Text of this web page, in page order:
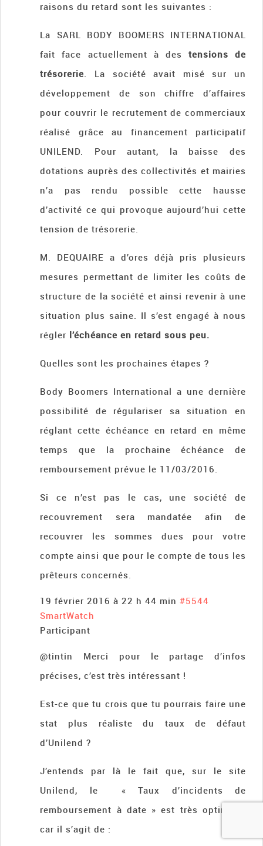
raisons du retard sont les suivantes :
La SARL BODY BOOMERS INTERNATIONAL
fait face actuellement à des tensions de
trésorerie. La société avait misé sur un
développement de son chiffre d’affaires
pour couvrir le recrutement de commerciaux
réalisé grâce au financement participatif
UNILEND. Pour autant, la baisse des
dotations auprès des collectivités et mairies
n’a pas rendu possible cette hausse
d’activité ce qui provoque aujourd’hui cette
tension de trésorerie.
M. DEQUAIRE a d’ores déjà pris plusieurs
mesures permettant de limiter les coûts de
structure de la société et ainsi revenir à une
situation plus saine. Il s’est engagé à nous
régler l’échéance en retard sous peu.
Quelles sont les prochaines étapes ?
Body Boomers International a une dernière
possibilité de régulariser sa situation en
réglant cette échéance en retard en même
temps que la prochaine échéance de
remboursement prévue le 11/03/2016.
Si ce n’est pas le cas, une société de
recouvrement sera mandatée afin de
recouvrer les sommes dues pour votre
compte ainsi que pour le compte de tous les
prêteurs concernés.
19 février 2016 à 22 h 44 min #5544
SmartWatch
Participant
@tintin Merci pour le partage d’infos
précises, c’est très intéressant !
Est-ce que tu crois que tu pourrais faire une
stat plus réaliste du taux de défaut
d’Unilend ?
J’entends par là le fait que, sur le site
Unilend, le « Taux d’incidents de
remboursement à date » est très optimiste
car il s’agit de :